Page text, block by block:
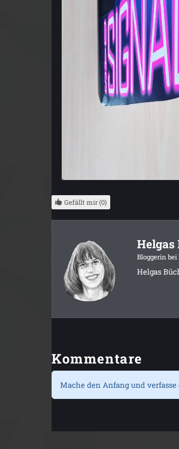
Gefällt mir (0)
Helgas
Bloggerin
Helgas
Kommentare
Mache den Anfang und